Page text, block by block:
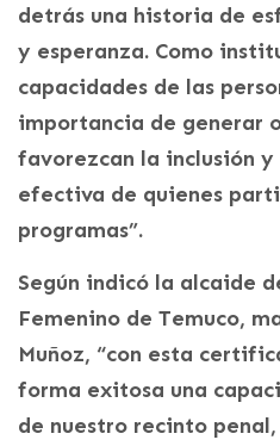
detrás una historia de
y esperanza. Como
capacidades de las
importancia de generar
favorezcan la inclusión
efectiva de quienes
programas”.
Según indicó la alcaide
Femenino de Temuco,
Muñoz, “con esta
forma exitosa una
de nuestro recinto